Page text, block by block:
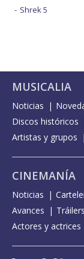
Shrek 5
MUSICALIA
Noticias
Discos históricos
Artistas y grupos
CINEMANÍA
Noticias
Avances
Tráilers
Actores y actrices